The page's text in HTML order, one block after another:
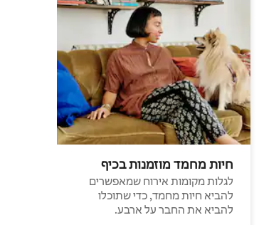
חיות מחמד מוזמנות בכיף
לגלות מקומות אירוח שמאפשרים
להביא חיות מחמד, כדי שתוכלו
להביא את החבר על ארבע.